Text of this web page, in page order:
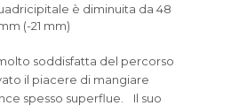
è diminuita da 48
(-21 mm)
soddisfatta del percorso
il piacere di mangiare
spesso superflue. Il suo